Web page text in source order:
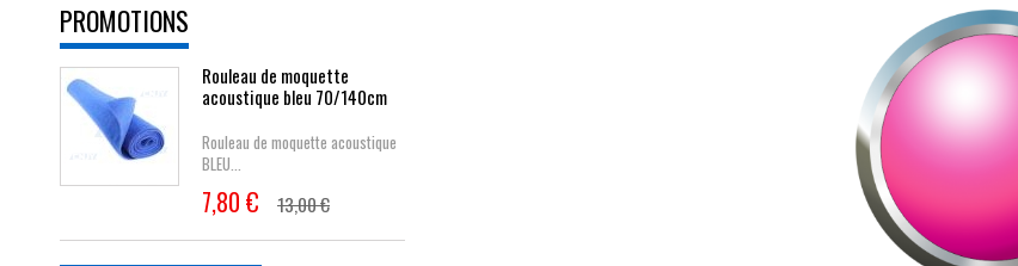
PROMOTIONS
Rouleau de moquette
acoustique bleu 70/140cm
Rouleau de moquette acoustique
BLEU...
7,80 € 13,00 €